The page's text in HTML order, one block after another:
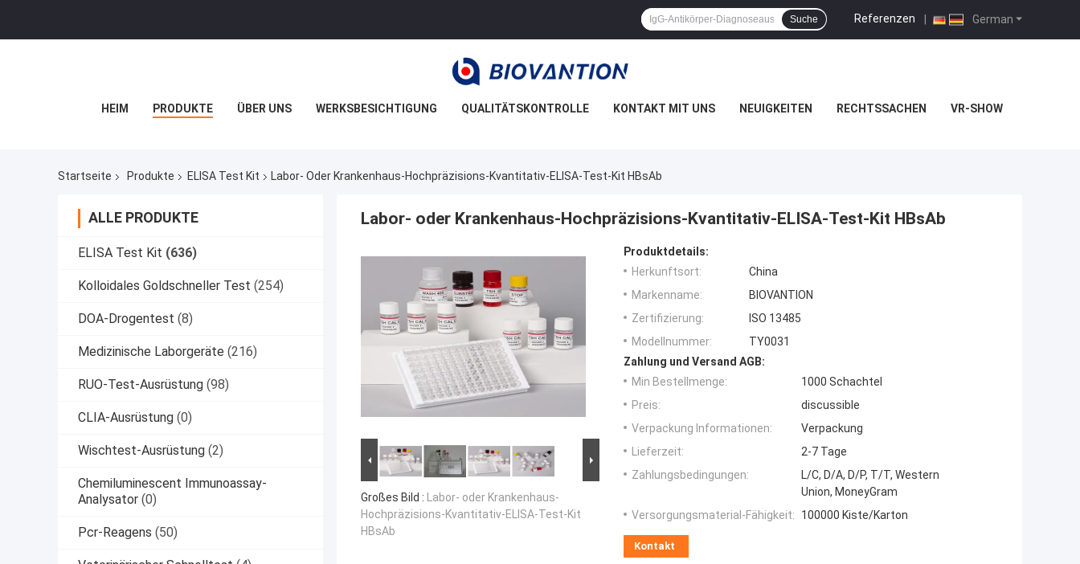
German
Referenzen |
Suche
HEIM PRODUKTE ÜBER UNS WERKSBESICHTIGUNG QUALITÄTSKONTROLLE KONTAKT MIT UNS NEUIGKEITEN RECHTSSACHEN VR-SHOW
Startseite Produkte ELISA Test Kit Labor- Oder Krankenhaus-Hochpräzisions-Kvantitativ-ELISA-Test-Kit HBsAb
ALLE PRODUKTE
ELISA Test Kit (636)
Kolloidales Goldschneller Test (254)
DOA-Drogentest (8)
Medizinische Laborgeräte (216)
RUO-Test-Ausrüstung (98)
CLIA-Ausrüstung (0)
Wischtest-Ausrüstung (2)
Chemiluminescent Immunoassay-
Analysator (0)
Pcr-Reagens (50)
Labor- oder Krankenhaus-Hochpräzisions-Kvantitativ-ELISA-Test-Kit HBsAb
Großes Bild : Labor- oder Krankenhaus-
Hochpräzisions-Kvantitativ-ELISA-Test-Kit
HBsAb
Produktdetails:
Herkunftsort:
China
Markenname:
BIOVANTION
Zertifizierung:
ISO 13485
Modellnummer:
TY0031
Zahlung und Versand AGB:
Min Bestellmenge:
1000 Schachtel
Preis:
discussible
Verpackung Informationen:
Verpackung
Lieferzeit:
2-7 Tage
Zahlungsbedingungen:
L/C, D/A, D/P, T/T, Western
Union, MoneyGram
Versorgungsmaterial-Fähigkeit:
100000 Kiste/Karton
Kontakt